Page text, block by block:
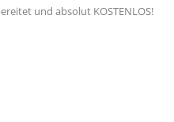
und absolut KOSTENLOS!